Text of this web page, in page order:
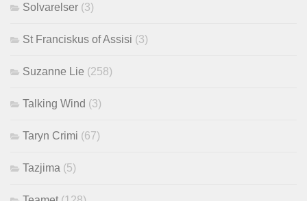
Solvarelser (3)
St Franciskus of Assisi (3)
Suzanne Lie (258)
Talking Wind (3)
Taryn Crimi (67)
Tazjima (5)